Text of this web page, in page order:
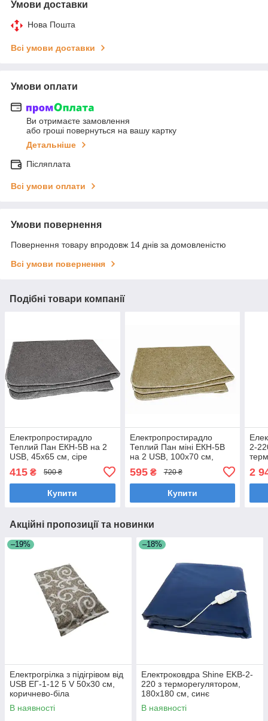
Умови доставки
Нова Пошта
Всі умови доставки
Умови оплати
Ви отримаєте замовлення
або гроші повернуться на вашу картку
Детальніше
Післяплата
Всі умови оплати
Умови повернення
Повернення товару впродовж 14 днів за домовленістю
Всі умови повернення
Подібні товари компанії
Електропростирадло
Теплий Пан ЕКН-5В на 2
USB, 45х65 см, сіре
415 ₴ 500 ₴
Купити
Електропростирадло
Теплий Пан міні ЕКН-5В
на 2 USB, 100х70 см,
595₴ 720 ₴
Купити
2-
2
Акційні пропозиції та новинки
–19%
Електрогрілка з підігрівом від
USB ЕГ-1-12 5 V 50х30 см,
коричнево-біла
В наявності
–18%
Електроковдра Shine EKB-2-
220 з терморегулятором,
180x180 см, синє
В наявності